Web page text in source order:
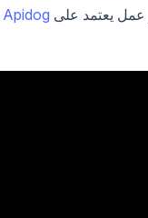
Apidog